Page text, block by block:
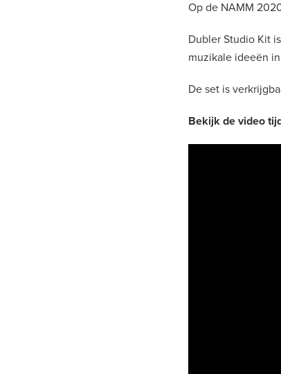
Op de NAMM
Dubler Studio Kit
muzikale ideeën
De set is
Bekijk de video